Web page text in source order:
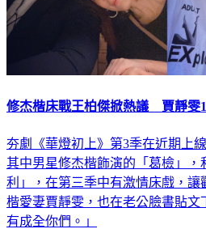
修杰楷床戰王柏傑掀熱議 賈靜雯
夯劇《華燈初上》第3季在近期上
其中男星修杰楷飾演的「葛檢」，
利」，在第三季中有激情床戲，讓
楷愛妻賈靜雯，也在老公臉書貼文
有成全你們。」